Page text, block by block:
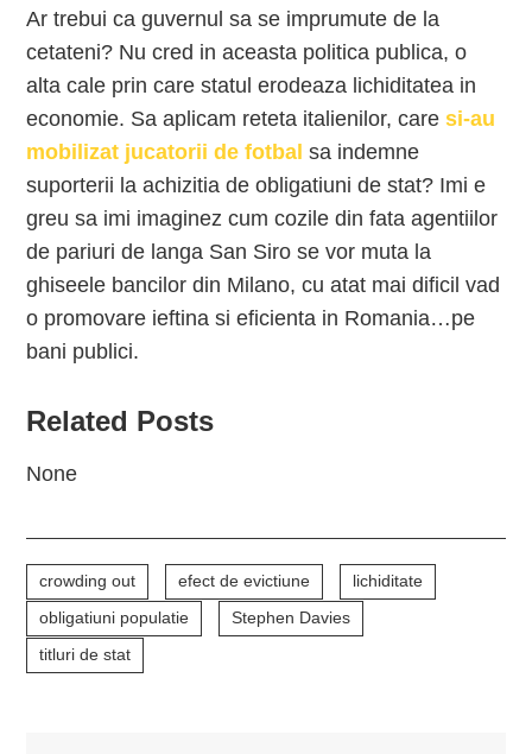
Ar trebui ca guvernul sa se imprumute de la
cetateni? Nu cred in aceasta politica publica, o
alta cale prin care statul erodeaza lichiditatea in
economie. Sa aplicam reteta italienilor, caresi-au
mobilizat jucatorii de fotbal sa indemne
suporterii la achizitia de obligatiuni de stat? Imi e
greu sa imi imaginez cum cozile din fata agentiilor
de pariuri de langa San Siro se vor muta la
ghiseele bancilor din Milano, cu atat mai dificil vad
o promovare ieftina si eficienta in Romania…pe
bani publici.
Related Posts
None
crowding out efect de evictiune
lichiditate
obligatiuni populatie
Stephen Davies
titluri de stat